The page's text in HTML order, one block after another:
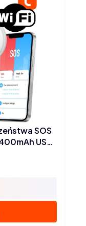
SOS
USB-